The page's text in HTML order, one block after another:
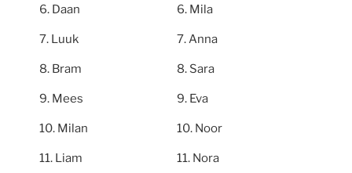
Daan
Luuk
Bram
Mees
Milan
Liam
Mila
Anna
Sara
Eva
Noor
Nora